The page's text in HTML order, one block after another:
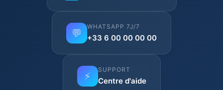
💬
WHATSAPP 7J/7
+33 6 00 00 00 00
⚡
SUPPORT
Centre d'aide